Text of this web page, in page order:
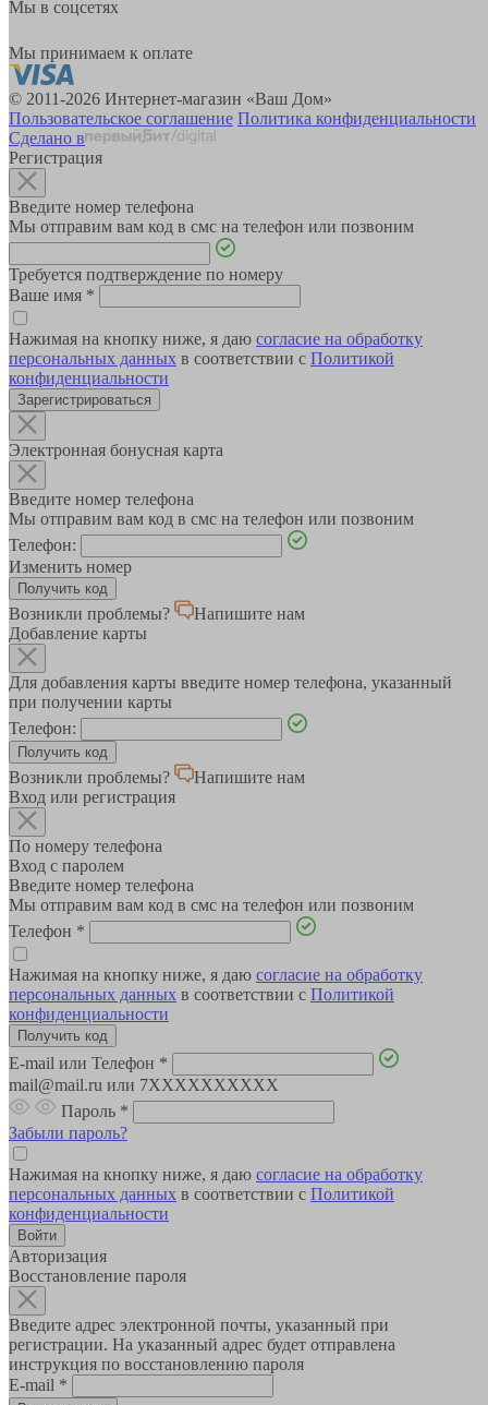
Мы в соцсетях
Мы принимаем к оплате
© 2011-2026 Интернет-магазин «Ваш Дом»
Пользовательское соглашение Политика конфиденциальности
Сделано в
Регистрация
Введите номер телефона
Мы отправим вам код в смс на телефон или позвоним
Требуется подтверждение по номеру
Ваше имя *
Нажимая на кнопку ниже, я даю согласие на обработку
персональных данных в соответствии с Политикой
конфиденциальности
Зарегистрироваться
Электронная бонусная карта
Введите номер телефона
Мы отправим вам код в смс на телефон или позвоним
Телефон:
Изменить номер
Возникли проблемы?
Напишите нам
Добавление карты
Для добавления карты введите номер телефона, указанный
при получении карты
Телефон:
Возникли проблемы?
Напишите нам
Вход или регистрация
По номеру телефона
Вход с паролем
Введите номер телефона
Мы отправим вам код в смс на телефон или позвоним
Телефон *
Нажимая на кнопку ниже, я даю согласие на обработку
персональных данных в соответствии с Политикой
конфиденциальности
E-mail или Телефон *
mail@mail.ru или 7XXXXXXXXXX
Пароль *
Забыли пароль?
Нажимая на кнопку ниже, я даю согласие на обработку
персональных данных в соответствии с Политикой
конфиденциальности
Авторизация
Восстановление пароля
Введите адрес электронной почты, указанный при
регистрации. На указанный адрес будет отправлена
инструкция по восстановлению пароля
E-mail *